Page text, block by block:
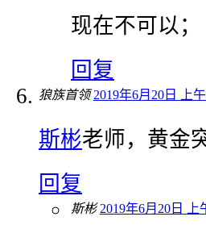
现在不可以；
回复
狼族首领 2019年6月20日 上
斯彬老师，黄金
回复
斯彬 2019年6月20日 上